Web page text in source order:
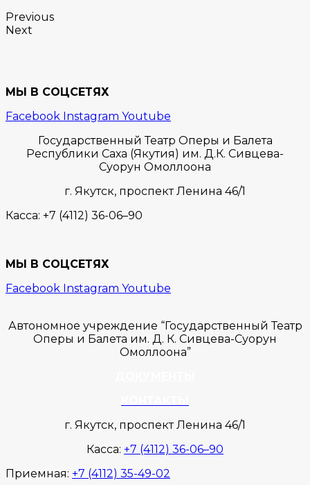
Previous
Next
МЫ В СОЦСЕТЯХ
Facebook Instagram Youtube
Государственный Театр Оперы и Балета
Республики Саха (Якутия) им. Д.К. Сивцева-
Суорун Омоллоона
г. Якутск, проспект Ленина 46/1
Касса: +7 (4112) 36-06–90
МЫ В СОЦСЕТЯХ
Facebook Instagram Youtube
Автономное учреждение “Государственный Театр
Оперы и Балета им. Д. К. Сивцева-Суорун
Омоллоона”
г. Якутск, проспект Ленина 46/1
Касса: +7 (4112) 36-06–90
Приемная: +7 (4112) 35-49-02